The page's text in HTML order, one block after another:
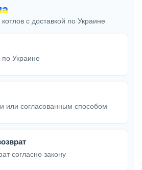
с доставкой по Украине
Украине
или согласованным способом
согласно закону